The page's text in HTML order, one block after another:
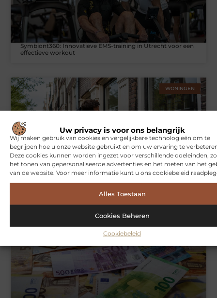
Uw privacy is voor ons belangrijk
Wij maken gebruik van cookies en vergelijkbare technologieën om te
begrijpen hoe u onze website gebruikt en om uw ervaring te
Deze cookies kunnen worden ingezet voor verschillende doeleinden,
het tonen van gepersonaliseerde advertenties en het meten van het
van de website. Voor meer informatie kunt u ons cookiebeleid
Alles Toestaan
Cookies Beheren
Cookiebeleid
Symbiont360: Innovatieve EMS-training in Utrecht voor een
effectieve workout
WONINGEN
weersinvloeden